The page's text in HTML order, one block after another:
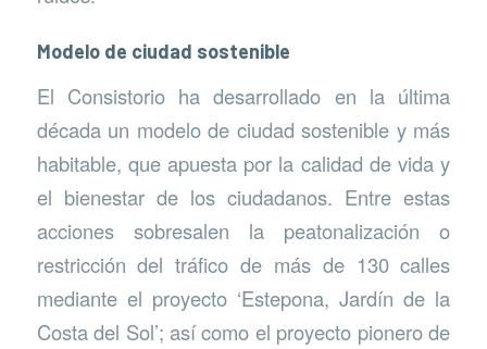
Modelo de ciudad sostenible
El Consistorio ha desarrollado en la última
década un modelo de ciudad sostenible y más
habitable, que apuesta por la calidad de vida y
el bienestar de los ciudadanos. Entre estas
acciones sobresalen la peatonalización o
restricción del tráfico de más de 130 calles
mediante el proyecto ‘Estepona, Jardín de la
Costa del Sol’; así como el proyecto pionero de